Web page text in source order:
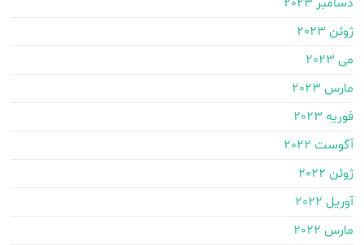
ژوئن 2023
می 2023
مارس 2023
فوریه 2023
آگوست 2022
ژوئن 2022
آوریل 2022
مارس 2022